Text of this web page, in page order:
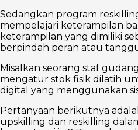
Sedangkan program
mempelajari keterampilan
keterampilan yang dimiliki
berpindah peran atau
Misalkan seorang staf
mengatur stok fisik dilatih
digital yang menggunakan
Pertanyaan berikutnya
upskilling dan reskilling